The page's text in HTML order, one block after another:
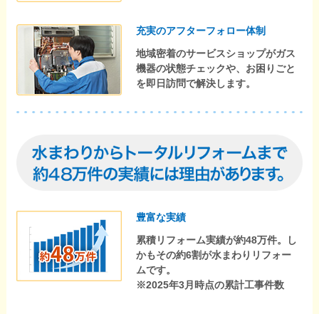
充実のアフターフォロー体制
地域密着のサービスショップがガス
機器の状態チェックや、お困りごと
を即日訪問で解決します。
豊富な実績
累積リフォーム実績が約48万件。し
かもその約6割が水まわりリフォー
ムです。
※2025年3月時点の累計工事件数